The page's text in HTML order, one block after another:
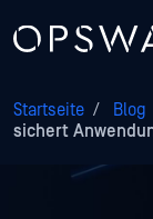
Startseite / Blog
sichert